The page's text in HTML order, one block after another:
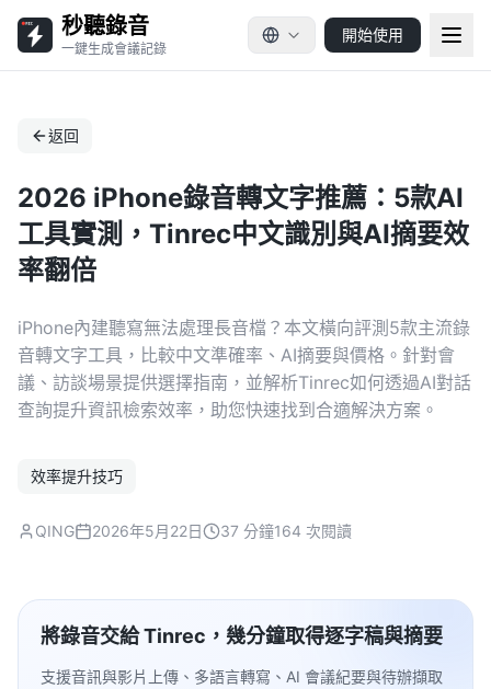
秒聽錄音
一鍵生成會議記錄
開始使用
返回
2026 iPhone錄音轉文字推薦：5款AI
工具實測，Tinrec中文識別與AI摘要效
率翻倍
iPhone內建聽寫無法處理長音檔？本文橫向評測5款主流錄
音轉文字工具，比較中文準確率、AI摘要與價格。針對會
議、訪談場景提供選擇指南，並解析Tinrec如何透過AI對話
查詢提升資訊檢索效率，助您快速找到合適解決方案。
效率提升技巧
QING 2026年5月22日 37 分鐘164 次閱讀
將錄音交給 Tinrec，幾分鐘取得逐字稿與摘要
支援音訊與影片上傳、多語言轉寫、AI 會議紀要與待辦擷取